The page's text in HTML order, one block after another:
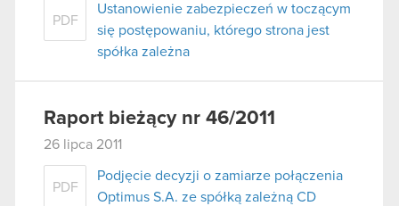
PDF
Ustanowienie zabezpieczeń w toczącym
się postępowaniu, którego strona jest
spółka zależna
Raport bieżący nr 46/2011
26 lipca 2011
PDF
Podjęcie decyzji o zamiarze połączenia
Optimus S.A. ze spółką zależną CD